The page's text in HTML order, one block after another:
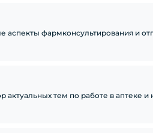
аспекты фармконсультирования и
актуальных тем по работе в аптеке и